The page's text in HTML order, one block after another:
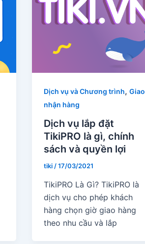
Dịch vụ và Chương trình, Giao
nhận hàng
Dịch vụ lắp đặt
TikiPRO là gì, chính
sách và quyền lợi
tiki/17/03/2021
TikiPRO Là Gì? TikiPRO là
dịch vụ cho phép khách
hàng chọn giờ giao hàng
theo nhu cầu và lắp